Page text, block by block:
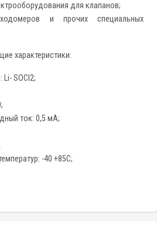
для клапанов;
и прочих специальных
характеристики:
SOCl2;
ток: 0,5 мА;
-40 +85С;